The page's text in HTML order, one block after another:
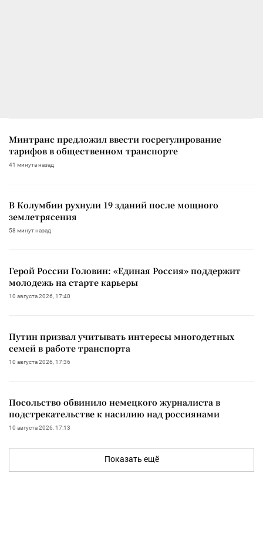
Минтранс предложил ввести госрегулирование
тарифов в общественном транспорте
41 минута назад
В Колумбии рухнули 19 зданий после мощного
землетрясения
58 минут назад
Герой России Головин: «Единая Россия» поддержит
молодежь на старте карьеры
10 августа 2026, 17:40
Путин призвал учитывать интересы многодетных
семей в работе транспорта
10 августа 2026, 17:36
Посольство обвинило немецкого журналиста в
подстрекательстве к насилию над россиянами
10 августа 2026, 17:13
Показать ещё